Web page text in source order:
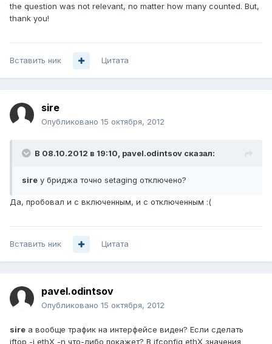
the question was not relevant, no matter how many counted. But,
thank you!
Вставить ник Цитата
sire
Опубликовано 15 октября, 2012
В 08.10.2012 в 19:10, pavel.odintsov сказал:
sire у бриджа точно setaging отключено?
Да, пробовал и с включенным, и с отключенным :(
Вставить ник Цитата
pavel.odintsov
Опубликовано 15 октября, 2012
sire а вообще трафик на интерфейсе виден? Если сделать
iftop -i ethX -n что-либо покажет? В ifconfig ethX значения